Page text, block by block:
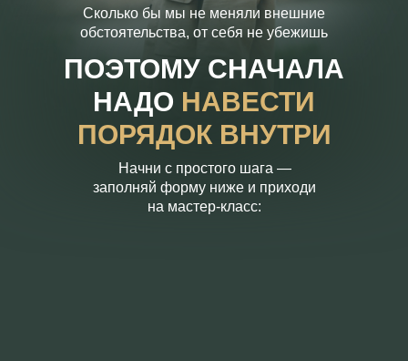
ПОЭТОМУ СНАЧАЛА
НАДО НАВЕСТИ
ПОРЯДОК ВНУТРИ
Начни с простого шага —
заполняй форму ниже и приходи
на мастер-класс:
Сколько бы мы не меняли внешние
обстоятельства, от себя не убежишь
2016-2026 © Все права защищены
ИП Будников Игорь Владимирович
ОГРНИП: 318732500002551
Публичная оферта
Политика конфиденциальности
*Деятельность Meta Platforms Inc. по реализации социальной
сети Instagram запрещена по основаниям, предусмотренным